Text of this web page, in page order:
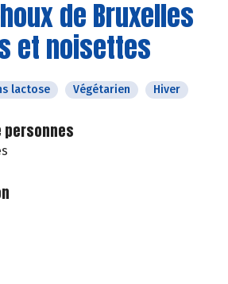
de Bruxelles
et noisettes
lactose Végétarien Hiver
personnes